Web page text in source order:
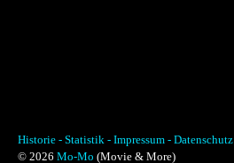
Historie - Statistik - Impressum - Datenschutz
© 2026 Mo-Mo (Movie & More)